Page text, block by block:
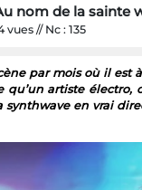
en vrai